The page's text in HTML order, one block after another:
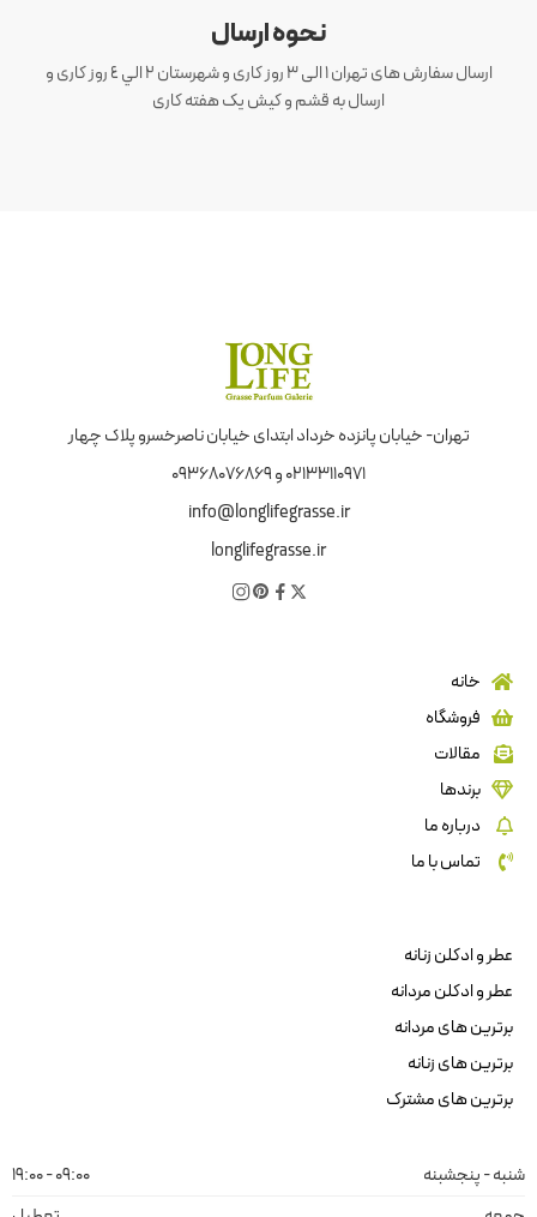
نحوه ارسال
ارسال سفارش های تهران 1 الی 3 روز کاری و شهرستان ٢ الي ٤ روز کاری و
ارسال به قشم و کیش یک هفته کاری
تهران- خیابان پانزده خرداد ابتدای خیابان ناصرخسرو پلاک چهار
02133110971 و 09368076869
info@longlifegrasse.ir
longlifegrasse.ir
خانه
فروشگاه
مقالات
برندها
درباره ما
تماس با ما
عطر و ادکلن زنانه
عطر و ادکلن مردانه
برترین های مردانه
برترین های زنانه
برترین های مشترک
شنبه - پنجشبنه
09:00 - 19:00